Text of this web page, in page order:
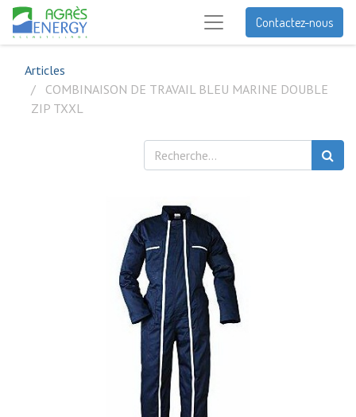
Contactez-nous
Articles
COMBINAISON DE TRAVAIL BLEU MARINE DOUBLE
ZIP TXXL